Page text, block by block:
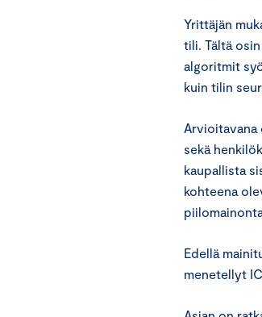
Yrittäjän
tili. Tältä
algoritmit
kuin tilin
Arvioitavana
sekä
kaupallista
kohteena
Edellä
menetellyt